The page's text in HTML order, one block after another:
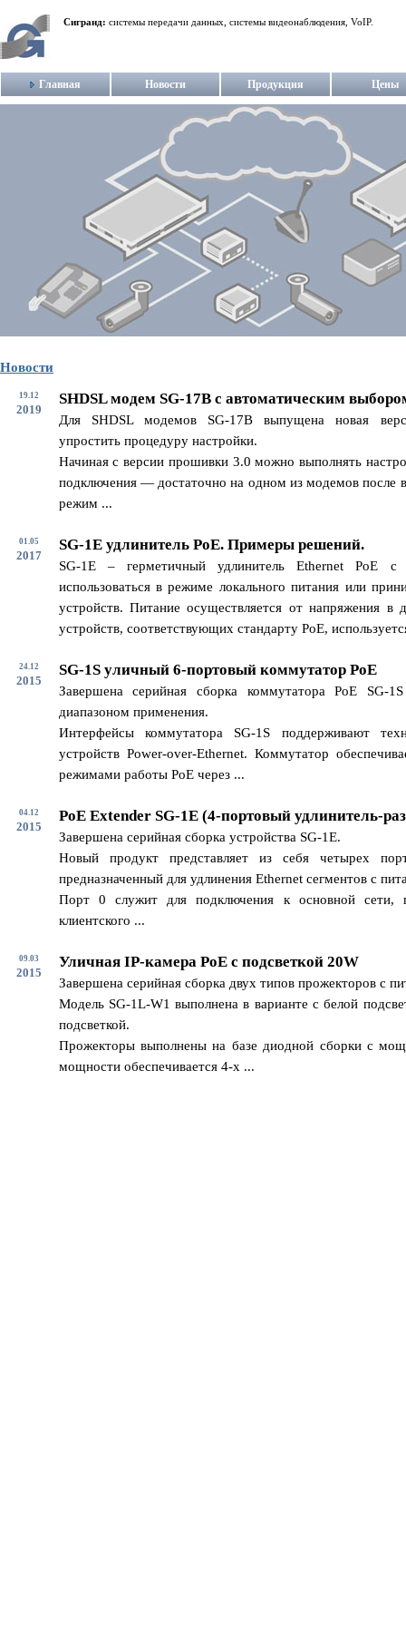
Сигранд: системы передачи данных, системы видеонаблюдения, VoIP.
Главная Новости Продукция Цены
Новости
19.12
2019
SHDSL модем SG-17B с автоматическим
Для SHDSL модемов SG-17B выпущена новая
упростить процедуру настройки.
Начиная с версии прошивки 3.0 можно выполнять
подключения — достаточно на одном из модемов после
режим ...
01.05
2017
SG-1E удлинитель PoE. Примеры решений.
SG-1E – герметичный удлинитель Ethernet PoE
использоваться в режиме локального питания или
устройств. Питание осуществляется от напряжения
устройств, соответствующих стандарту PoE,
24.12
2015
SG-1S уличный 6-портовый коммутатор PoE
Завершена серийная сборка коммутатора PoE SG-
диапазоном применения.
Интерфейсы коммутатора SG-1S поддерживают
устройств Power-over-Ethernet. Коммутатор
режимами работы PoE через ...
04.12
2015
PoE Extender SG-1E (4-портовый удлинитель-
Завершена серийная сборка устройства SG-1E.
Новый продукт представляет из себя четырех
предназначенный для удлинения Ethernet сегментов с
Порт 0 служит для подключения к основной сети,
клиентского ...
09.03
2015
Уличная IP-камера PoE с подсветкой 20W
Завершена серийная сборка двух типов прожекторов с
Модель SG-1L-W1 выполнена в варианте с белой
подсветкой.
Прожекторы выполнены на базе диодной сборки с
мощности обеспечивается 4-х ...